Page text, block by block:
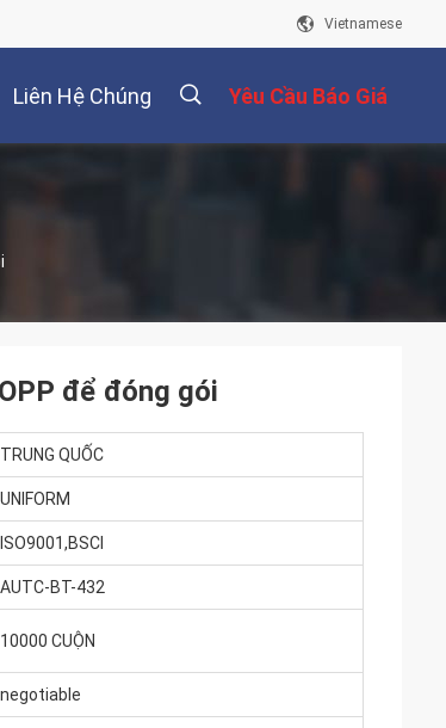
Vietnamese
Liên Hệ Chúng Yêu Cầu Báo Giá
để đóng gói
TRUNG QUỐC
UNIFORM
ISO9001,BSCI
AUTC-BT-432
10000 CUỘN
negotiable